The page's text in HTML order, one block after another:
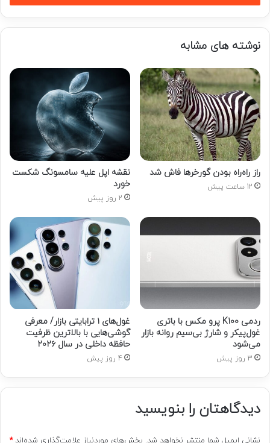
وارد
کنید
نوشته های مشابه
راز راه‌راه بودن گورخرها فاش شد
12 ساعت پیش
نقشه اپل علیه سامسونگ شکست
خورد
2 روز پیش
ردمی K100 پرو مکس با باتری
غول‌پیکر و شارژ بی‌سیم روانه بازار
می‌شود
3 روز پیش
غول‌های ۱ ترابایتی بازار/ معرفی
گوشی‌هایی با بالاترین ظرفیت
حافظه داخلی در سال ۲۰۲۶
4 روز پیش
دیدگاهتان را بنویسید
نشانی ایمیل شما منتشر نخواهد شد. بخش‌های موردنیاز علامت‌گذاری شده‌اند*